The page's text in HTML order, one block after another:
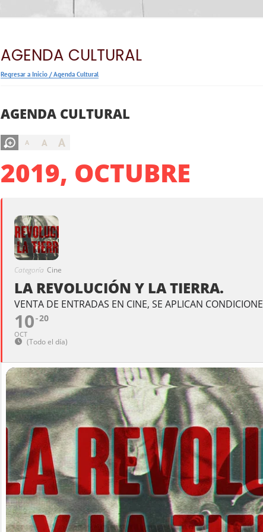
AGENDA CULTURAL
Regresar a Inicio /Agenda Cultural
AGENDA CULTURAL
A A A
2019, OCTUBRE
Categoría Cine
LA REVOLUCIÓN Y LA TIERRA.
VENTA DE ENTRADAS EN CINE, SE APLICAN
10
OCT
20
(Todo el día)